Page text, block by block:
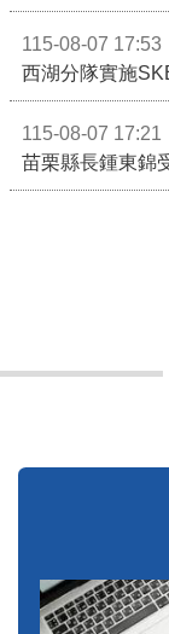
115-08-07 17:53
西湖分隊實施
115-08-07 17:21
苗栗縣長鍾東